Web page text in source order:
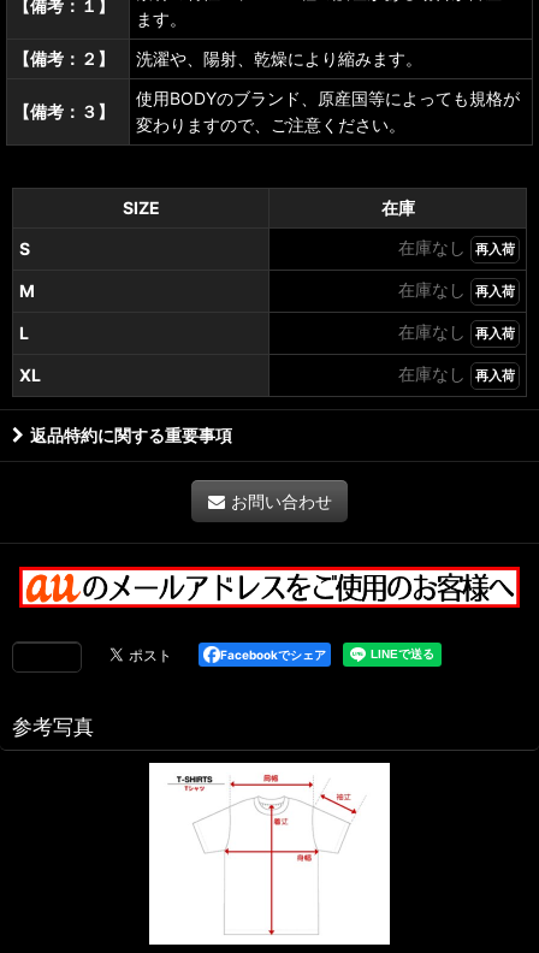
【備考：１】
ます。
【備考：２】
洗濯や、陽射、乾燥により縮みます。
【備考：３】
使用BODYのブランド、原産国等によっても規格が
変わりますので、ご注意ください。
SIZE
在庫
S
在庫なし 再入荷
M 在庫なし 再入荷
L 在庫なし 再入荷
XL 在庫なし 再入荷
返品特約に関する重要事項
お問い合わせ
Facebookでシェア
参考写真